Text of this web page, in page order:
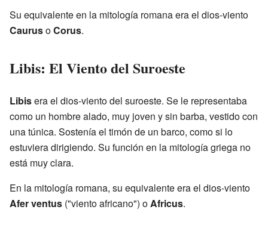
Su equivalente en la mitología romana era el dios-viento
CaurusoCorus.
Libis: El Viento del Suroeste
Libisera el dios-viento del suroeste. Se le representaba
como un hombre alado, muy joven y sin barba, vestido con
una túnica. Sostenía el timón de un barco, como si lo
estuviera dirigiendo. Su función en la mitología griega no
está muy clara.
En la mitología romana, su equivalente era el dios-viento
Afer ventus ("viento africano") o Africus.